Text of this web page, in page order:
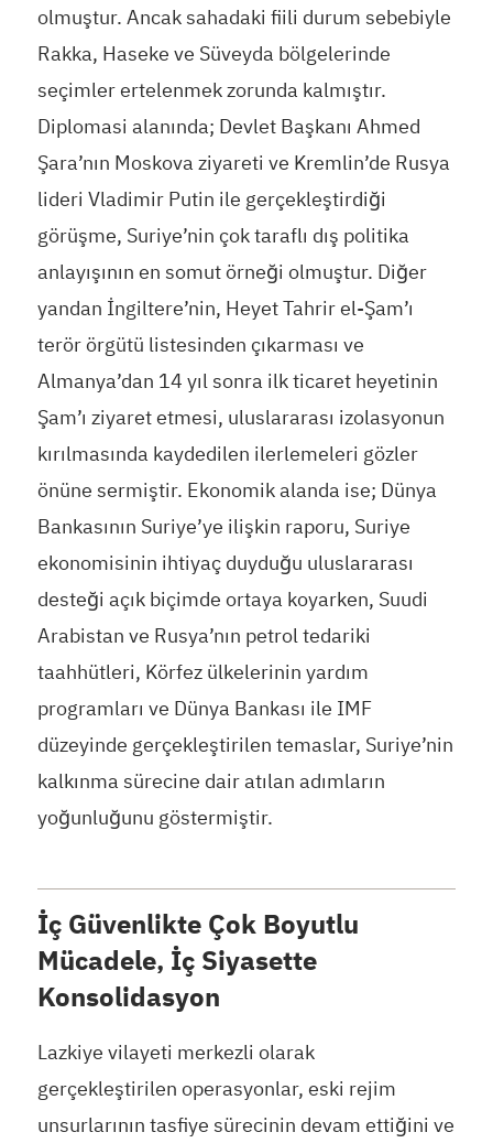
olmuştur. Ancak sahadaki fiili durum sebebiyle
Rakka, Haseke ve Süveyda bölgelerinde
seçimler ertelenmek zorunda kalmıştır.
Diplomasi alanında; Devlet Başkanı Ahmed
Şara’nın Moskova ziyareti ve Kremlin’de Rusya
lideri Vladimir Putin ile gerçekleştirdiği
görüşme, Suriye’nin çok taraflı dış politika
anlayışının en somut örneği olmuştur. Diğer
yandan İngiltere’nin, Heyet Tahrir el-Şam’ı
terör örgütü listesinden çıkarması ve
Almanya’dan 14 yıl sonra ilk ticaret heyetinin
Şam’ı ziyaret etmesi, uluslararası izolasyonun
kırılmasında kaydedilen ilerlemeleri gözler
önüne sermiştir. Ekonomik alanda ise; Dünya
Bankasının Suriye’ye ilişkin raporu, Suriye
ekonomisinin ihtiyaç duyduğu uluslararası
desteği açık biçimde ortaya koyarken, Suudi
Arabistan ve Rusya’nın petrol tedariki
taahhütleri, Körfez ülkelerinin yardım
programları ve Dünya Bankası ile IMF
düzeyinde gerçekleştirilen temaslar, Suriye’nin
kalkınma sürecine dair atılan adımların
yoğunluğunu göstermiştir.
İç Güvenlikte Çok Boyutlu
Mücadele, İç Siyasette
Konsolidasyon
Lazkiye vilayeti merkezli olarak
gerçekleştirilen operasyonlar, eski rejim
unsurlarının tasfiye sürecinin devam ettiğini ve